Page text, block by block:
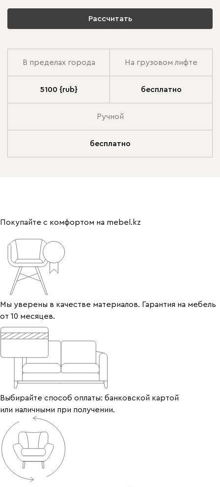
Рассчитать
В пределах города На грузовом лифте
5100 {rub} бесплатно
Ручной
бесплатно
Покупайте с комфортом на mebel.kz
Мы уверены в качестве материалов. Гарантия на мебель
от 10 месяцев.
Выбирайте способ оплаты: банковской картой
или наличными при получении.